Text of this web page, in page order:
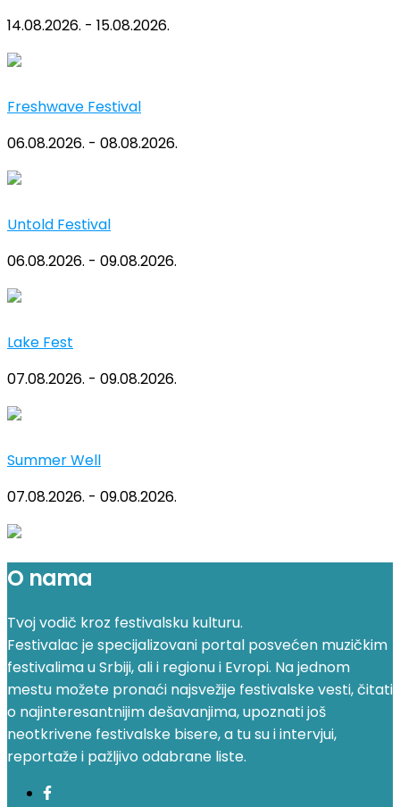
14.08.2026. - 15.08.2026.
Freshwave Festival
06.08.2026. - 08.08.2026.
Untold Festival
06.08.2026. - 09.08.2026.
Lake Fest
07.08.2026. - 09.08.2026.
Summer Well
07.08.2026. - 09.08.2026.
O nama
Tvoj vodič kroz festivalsku kulturu.
Festivalac je specijalizovani portal posvećen muzičkim
festivalima u Srbiji, ali i regionu i Evropi. Na jednom
mestu možete pronaći najsvežije festivalske vesti, čitati
o najinteresantnijim dešavanjima, upoznati još
neotkrivene festivalske bisere, a tu su i intervjui,
reportaže i pažljivo odabrane liste.